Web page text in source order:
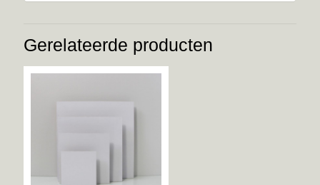
Gerelateerde producten